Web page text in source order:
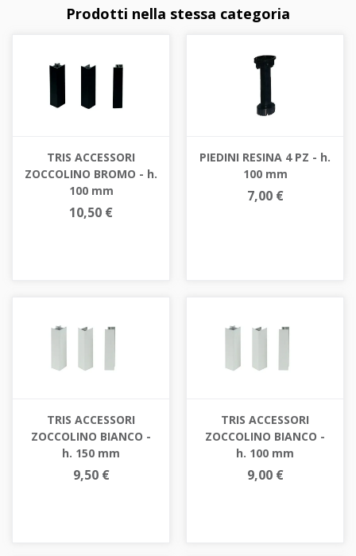
Prodotti nella stessa categoria
TRIS ACCESSORI
ZOCCOLINO BROMO - h.
100 mm
10,50 €
PIEDINI RESINA 4 PZ - h.
100 mm
7,00 €
TRIS ACCESSORI
ZOCCOLINO BIANCO -
h. 150 mm
9,50 €
TRIS ACCESSORI
ZOCCOLINO BIANCO -
h. 100 mm
9,00 €